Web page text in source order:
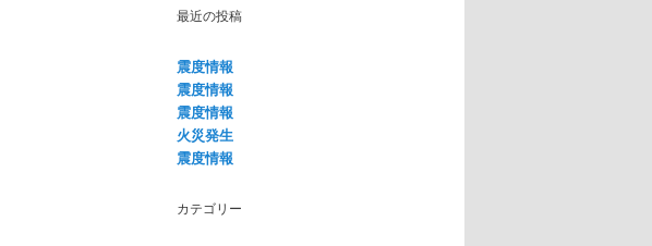
最近の投稿
震度情報
震度情報
震度情報
火災発生
震度情報
カテゴリー